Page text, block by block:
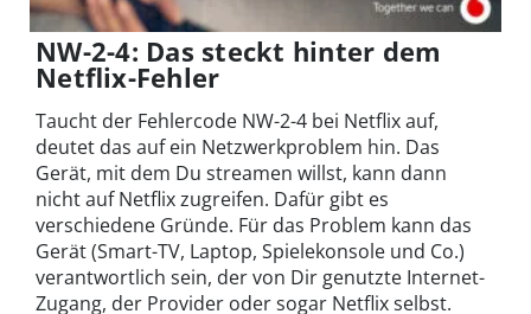
NW-2-4: Das steckt hinter dem
Netflix-Fehler
Taucht der Fehlercode NW-2-4 bei Netflix auf,
deutet das auf ein Netzwerkproblem hin. Das
Gerät, mit dem Du streamen willst, kann dann
nicht auf Netflix zugreifen. Dafür gibt es
verschiedene Gründe. Für das Problem kann das
Gerät (Smart-TV, Laptop, Spielekonsole und Co.)
verantwortlich sein, der von Dir genutzte Internet-
Zugang, der Provider oder sogar Netflix selbst.